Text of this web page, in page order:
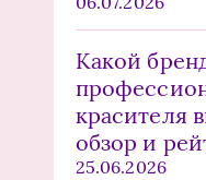
Какой
красителя
обзор и
25.06.2026